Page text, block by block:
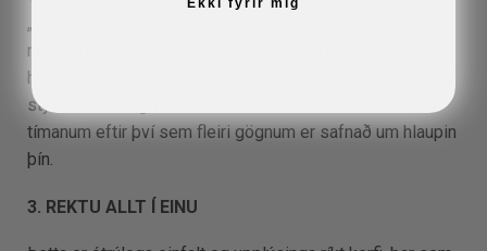
„Skreflengdin þín var lengri en markmiðið“ og „Reyndu í
næsta hlaupi að slaka á handleggjunum og sveifla þeim
hraðar en með nettari sveiflu. Þetta getur á eðlilegan hátt
stytt skrefalengdina.“ Þessi ráð verða nákvæmari með
tímanum eftir því sem fleiri gögnum er safnað um hlaupin
þín.
3. REKTU ALLT Í EINU
Ekki fyrir mig